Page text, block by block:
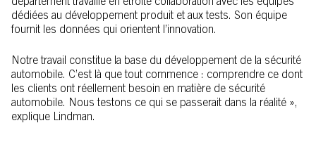
dédiées au développement produit et aux tests. Son équipe
fournit les données qui orientent l’innovation.
Notre travail constitue la base du développement de la sécurité
automobile. C’est là que tout commence : comprendre ce dont
les clients ont réellement besoin en matière de sécurité
automobile. Nous testons ce qui se passerait dans la réalité »,
explique Lindman.